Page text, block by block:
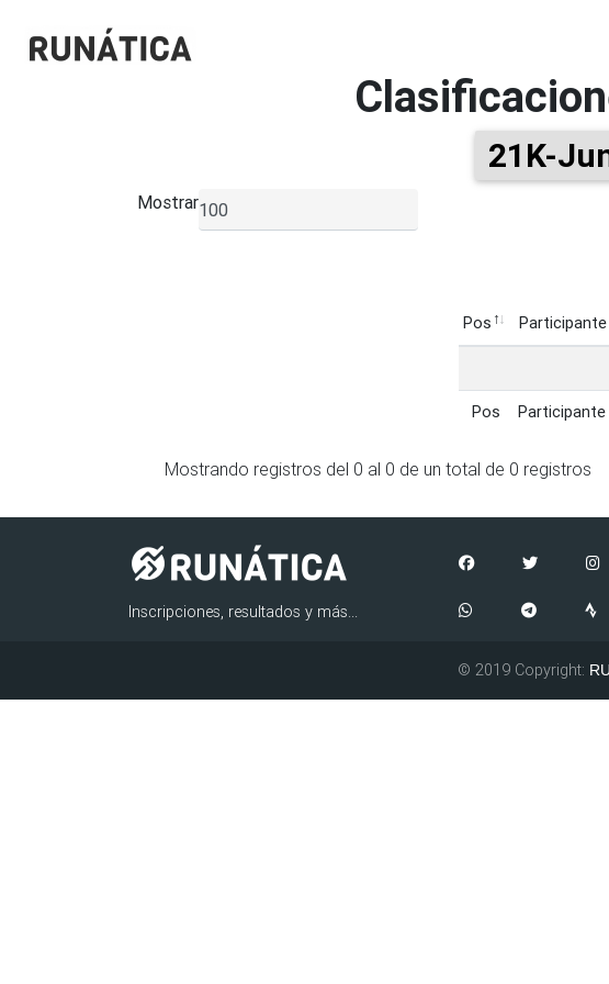
21K-
Mostrar
Pos Participante
Pos Participante
Pos Participante
Mostrando registros del 0 al 0 de un total de 0 registros
Inscripciones, resultados y más...
© 2019 Copyright: